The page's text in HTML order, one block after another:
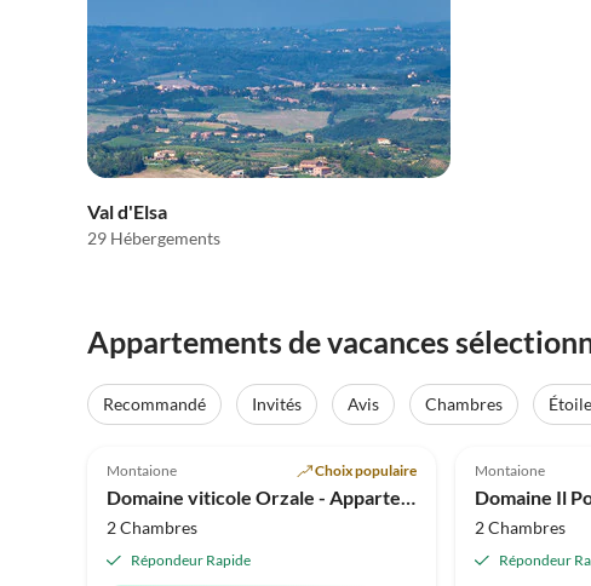
Val d'Elsa
29 Hébergements
Appartements de vacances
Recommandé Invités Avis Chambres
Super hôte
Meilleure
Annonce
Montaione Choix populaire
Domaine viticole Orzale - Appartement de vacances de 3 pièces avec piscine
2 Chambres
Répondeur Rapide
Montaione
2 Chambres
Répondeur